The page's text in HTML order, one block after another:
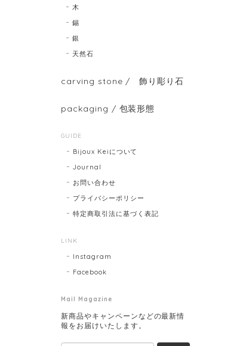
木
錫
銀
天然石
carving stone / 飾り彫り石
packaging / 包装形態
GUIDE
Bijoux Keiについて
Journal
お問い合わせ
プライバシーポリシー
特定商取引法に基づく表記
LINK
Instagram
Facebook
Mail Magazine
新商品やキャンペーンなどの最新情
報をお届けいたします。